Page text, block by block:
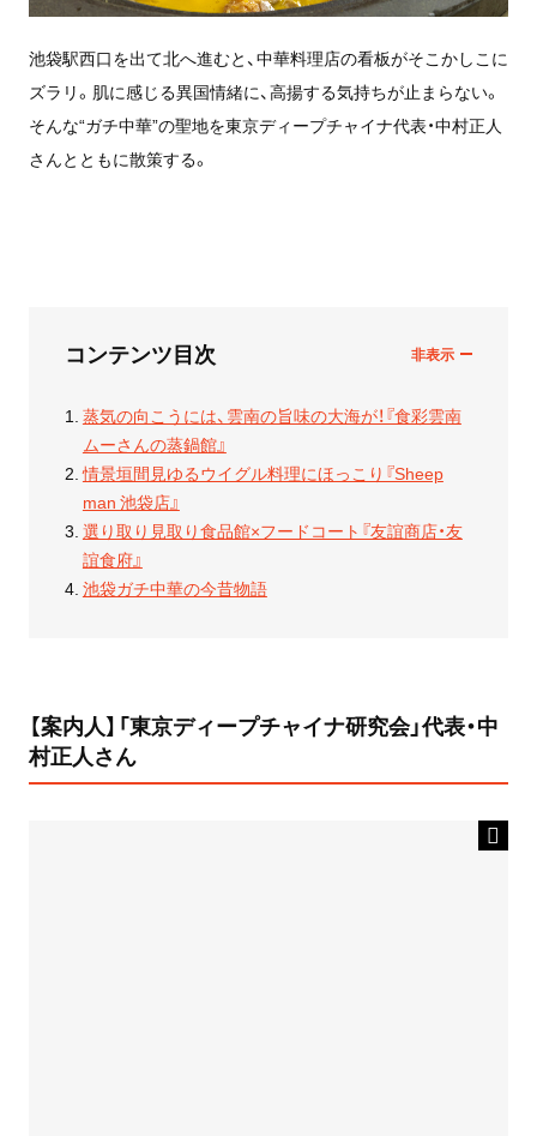
池袋駅西口を出て北へ進むと、中華料理店の看板がそこかしこに
ズラリ。肌に感じる異国情緒に、高揚する気持ちが止まらない。
そんな“ガチ中華”の聖地を東京ディープチャイナ代表・中村正人
さんとともに散策する。
コンテンツ目次
蒸気の向こうには、雲南の旨味の大海が！『食彩雲南
ムーさんの蒸鍋館』
情景垣間見ゆるウイグル料理にほっこり『Sheep
man 池袋店』
選り取り見取り食品館×フードコート『友誼商店・友
誼食府』
池袋ガチ中華の今昔物語
【案内人】「東京ディープチャイナ研究会」代表・中
村正人さん